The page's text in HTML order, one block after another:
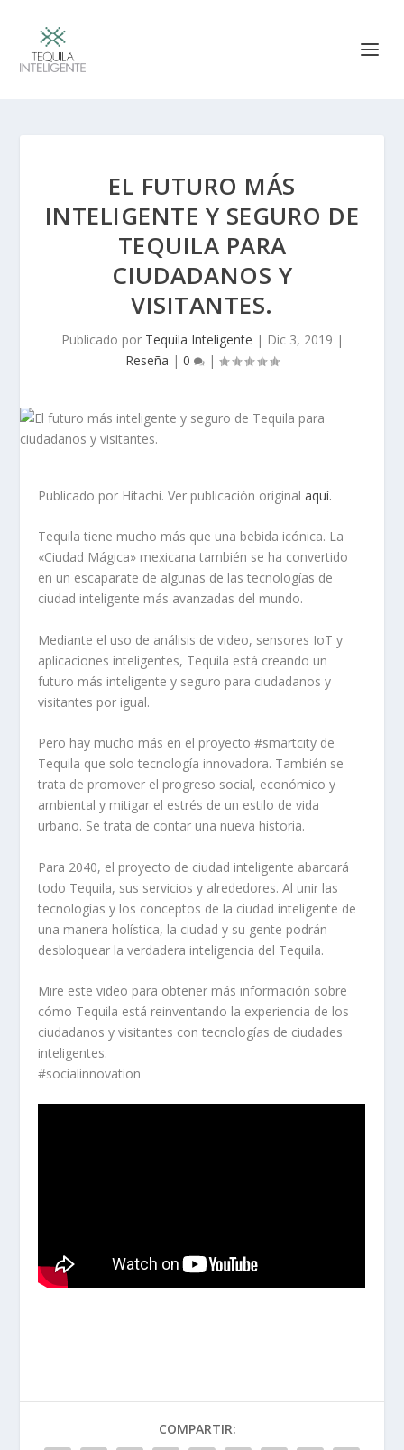
EL FUTURO MÁS
INTELIGENTE Y SEGURO DE
TEQUILA PARA
CIUDADANOS Y
VISITANTES.
Publicado por Tequila Inteligente | Dic 3, 2019 |
Reseña | 0 |
Publicado por Hitachi. Ver publicación originalaquí.
Tequila tiene mucho más que una bebida icónica. La
«Ciudad Mágica» mexicana también se ha convertido
en un escaparate de algunas de las tecnologías de
ciudad inteligente más avanzadas del mundo.
Mediante el uso de análisis de video, sensores IoT y
aplicaciones inteligentes, Tequila está creando un
futuro más inteligente y seguro para ciudadanos y
visitantes por igual.
Pero hay mucho más en el proyecto #smartcity de
Tequila que solo tecnología innovadora. También se
trata de promover el progreso social, económico y
ambiental y mitigar el estrés de un estilo de vida
urbano. Se trata de contar una nueva historia.
Para 2040, el proyecto de ciudad inteligente abarcará
todo Tequila, sus servicios y alrededores. Al unir las
tecnologías y los conceptos de la ciudad inteligente de
una manera holística, la ciudad y su gente podrán
desbloquear la verdadera inteligencia del Tequila.
Mire este video para obtener más información sobre
cómo Tequila está reinventando la experiencia de los
ciudadanos y visitantes con tecnologías de ciudades
inteligentes.
#socialinnovation
COMPARTIR: